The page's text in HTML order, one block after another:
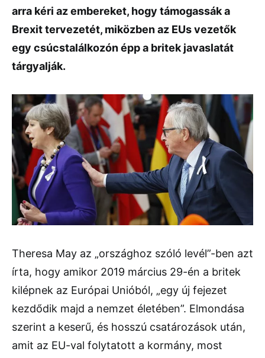
arra kéri az embereket, hogy támogassák a
Brexit tervezetét, miközben az EUs vezetők
egy csúcstalálkozón épp a britek javaslatát
tárgyalják.
Theresa May az „országhoz szóló levél”-ben azt
írta, hogy amikor 2019 március 29-én a britek
kilépnek az Európai Unióból, „egy új fejezet
kezdődik majd a nemzet életében”. Elmondása
szerint a keserű, és hosszú csatározások után,
amit az EU-val folytatott a kormány, most